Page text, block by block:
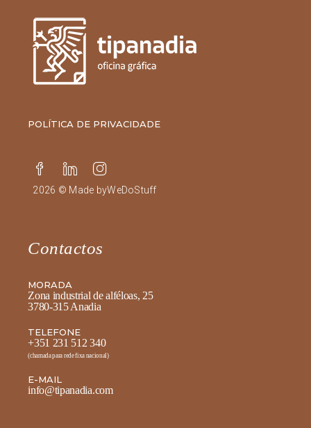
POLÍTICA DE PRIVACIDADE
2026 © Made byWeDoStuff
Contactos
MORADA
Zona industrial de alféloas, 25
3780-315 Anadia
TELEFONE
+351 231 512 340
(chamada para rede fixa nacional)
E-MAIL
info@tipanadia.com